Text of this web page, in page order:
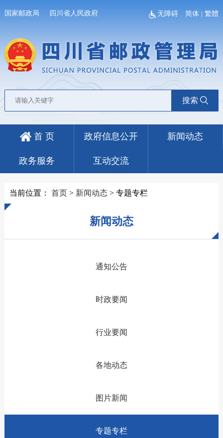
国家邮政局 四川省人民政府 无障碍 简体 |繁體
搜索
首 页 政府信息公开 新闻动态
政务服务 互动交流
当前位置： 首页> 新闻动态> 专题专栏
新闻动态
通知公告
时政要闻
行业要闻
各地动态
图片新闻
专题专栏